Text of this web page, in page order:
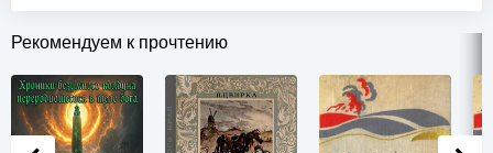
Рекомендуем к прочтению